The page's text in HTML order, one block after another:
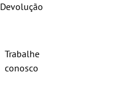
Devolução
Trabalhe
conosco